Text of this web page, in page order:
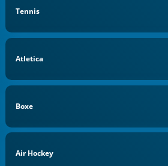
Tennis
Atletica
Boxe
Air Hockey